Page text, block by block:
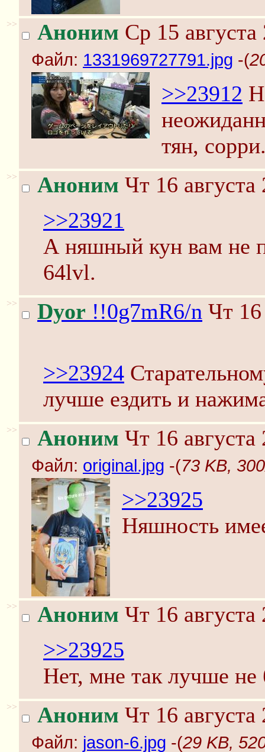
>> Аноним Ср 15
Файл: 1331969727791.jpg -(
>>23912
тян,
>> Аноним Чт 16
>>23921
А няшный кун вам не
64lvl.
>> Dyor !!0g7mR6/n Чт
>>23924
лучше ездить и
>> Аноним Чт 16
Файл: original.jpg -(73 KB,
>>23925
Няшность
>> Аноним Чт 16
>>23925
Нет, мне так лучше не
>> Аноним Чт 16
Файл: jason-6.jpg -(29 KB,